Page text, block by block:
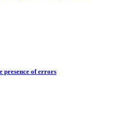
presence of errors